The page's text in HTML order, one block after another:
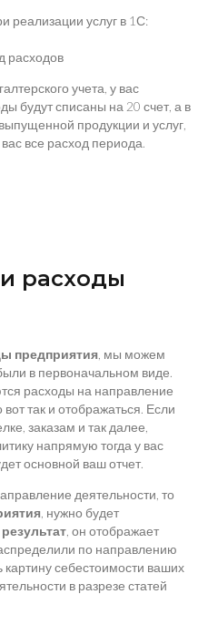
расходов
учета, у вас
будут списаны на 20 счет, а в
продукции и услуг,
все расход периода.
расходы
предприятия , мы можем
в первоначальном виде.
расходы на направление
так и отображаться. Если
заказам и так далее,
напрямую тогда у вас
основной ваш отчет.
деятельности, то
, нужно будет
, он отображает
по направлению
картину себестоимости ваших
в разрезе статей